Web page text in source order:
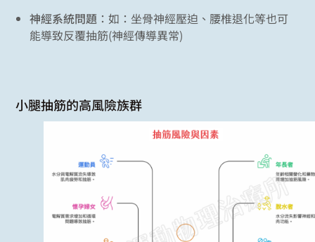
神經系統問題 ：如：坐骨神經壓迫、腰椎退化等也可
能導致反覆抽筋(神經傳導異常)
小腿抽筋的高風險族群